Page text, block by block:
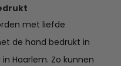
met liefde
de hand bedrukt in
Haarlem. Zo kunnen